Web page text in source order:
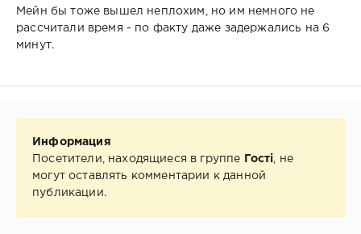
Мейн бы тоже вышел неплохим, но им немного не
рассчитали время - по факту даже задержались на 6
минут.
Информация
Посетители, находящиеся в группе
Гості , не
могут оставлять комментарии к данной
публикации.